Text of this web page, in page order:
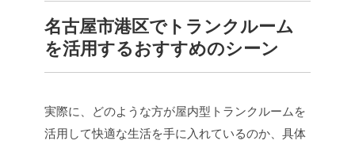
名古屋市港区でトランクルーム
を活用するおすすめのシーン
実際に、どのような方が屋内型トランクルームを
活用して快適な生活を手に入れているのか、具体